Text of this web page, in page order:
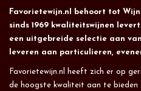
Favorietewijn.nl behoort tot
sinds 1969 kwaliteitswijnen
een uitgebreide selectie aan
leveren aan particulieren,
Favorietewijn.nl heeft zich er op
de hoogste kwaliteit aan te bieden